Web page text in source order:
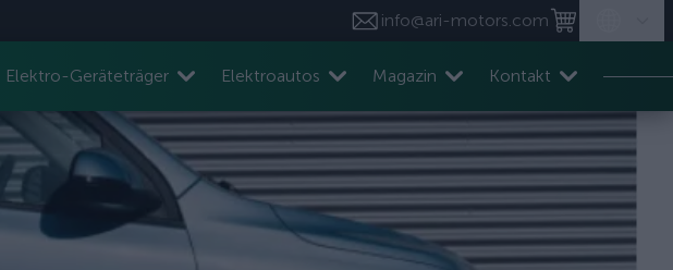
info@ari-motors.com
Elektro-Geräteträger Elektroautos Magazin Kontakt